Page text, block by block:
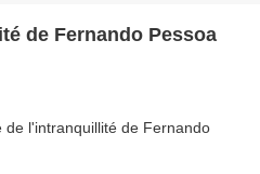
de Fernando Pessoa